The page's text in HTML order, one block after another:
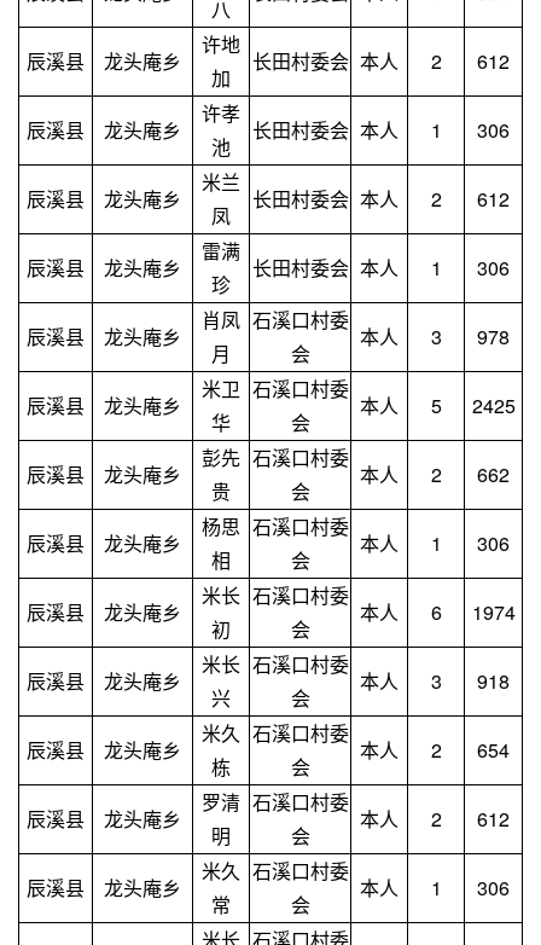
八
辰溪县 龙头庵乡
许地
加
长田村委会 本人 2 612
辰溪县 龙头庵乡
许孝
池
长田村委会 本人 1 306
辰溪县 龙头庵乡
米兰
凤
长田村委会 本人 2 612
辰溪县 龙头庵乡
雷满
珍
长田村委会 本人 1 306
辰溪县 龙头庵乡
肖凤
月
石溪口村委
会
本人 3 978
辰溪县 龙头庵乡
米卫
华
石溪口村委
会
本人 5 2425
辰溪县 龙头庵乡
彭先
贵
石溪口村委
会
本人 2 662
辰溪县 龙头庵乡
杨思
相
石溪口村委
会
本人 1 306
辰溪县 龙头庵乡
米长
初
石溪口村委
会
本人 6 1974
辰溪县 龙头庵乡
米长
兴
石溪口村委
会
本人 3 918
辰溪县 龙头庵乡
米久
栋
石溪口村委
会
本人 2 654
辰溪县 龙头庵乡
罗清
明
石溪口村委
会
本人 2 612
辰溪县 龙头庵乡
米久
常
石溪口村委
会
本人 1 306
米长 石溪口村委